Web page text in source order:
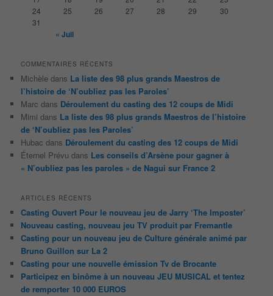
24
25 26 27 28 29
30
31
« Juil
COMMENTAIRES RÉCENTS
Michèle dans La liste des 98 plus grands Maestros de
l’histoire de ‘N’oubliez pas les Paroles’
Marc dans Déroulement du casting des 12 coups de Midi
Mimi dans La liste des 98 plus grands Maestros de l’histoire
de ‘N’oubliez pas les Paroles’
Hubac dans Déroulement du casting des 12 coups de Midi
Éternel Prévu dans Les conseils d’Arsène pour gagner à
« N’oubliez pas les paroles » de Nagui sur France 2
ARTICLES RÉCENTS
Casting Ouvert Pour le nouveau jeu de Jarry ‘The Imposter’
Nouveau casting, nouveau jeu TV produit par Fremantle
Casting pour un nouveau jeu de Culture générale animé par
Bruno Guillon sur La 2
Casting pour une nouvelle émission Tv de Brocante
Participez en binôme à un nouveau JEU MUSICAL et tentez
de remporter 10 000 EUROS